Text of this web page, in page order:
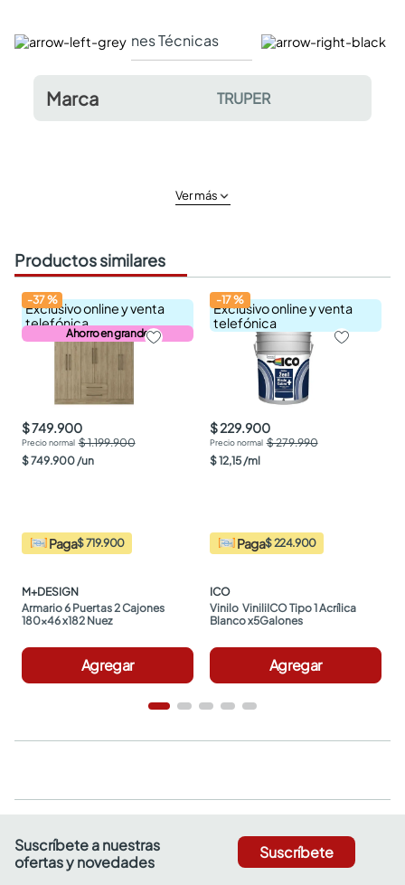
Especificaciones Técnicas Comentarios y
Marca TRUPER
Ver más
Productos similares
Exclusivo online y venta
telefónica
Ahorro en grande
-37%
$ 749.900
$ 1.199.900
$749.900 /un
Paga$ 719.900
M+DESIGN
Armario 6 Puertas 2 Cajones
180x46 x182 Nuez
Agregar
Exclusivo online y venta
telefónica
-17%
$ 229.900
$ 279.990
$12,15 /ml
Paga$ 224.900
ICO
Vinilo  ViniliICO Tipo 1 Acrílica
Blanco x5Galones
Agregar
Suscríbete a nuestras
ofertas y novedades
Suscríbete